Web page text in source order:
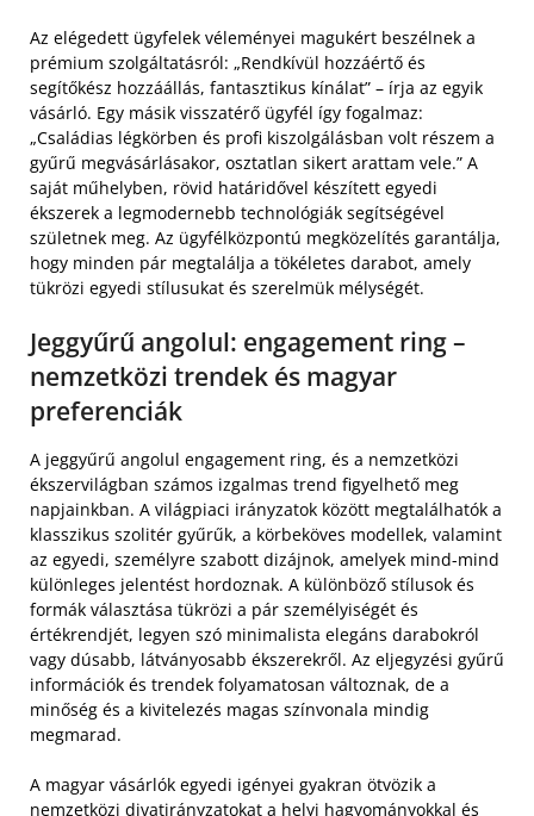
Az elégedett ügyfelek véleményei magukért beszélnek a
prémium szolgáltatásról: „Rendkívül hozzáértő és
segítőkész hozzáállás, fantasztikus kínálat” – írja az egyik
vásárló. Egy másik visszatérő ügyfél így fogalmaz:
„Családias légkörben és profi kiszolgálásban volt részem a
gyűrű megvásárlásakor, osztatlan sikert arattam vele.” A
saját műhelyben, rövid határidővel készített egyedi
ékszerek a legmodernebb technológiák segítségével
születnek meg. Az ügyfélközpontú megközelítés garantálja,
hogy minden pár megtalálja a tökéletes darabot, amely
tükrözi egyedi stílusukat és szerelmük mélységét.
Jeggyűrű angolul: engagement ring –
nemzetközi trendek és magyar
preferenciák
A jeggyűrű angolul engagement ring, és a nemzetközi
ékszervilágban számos izgalmas trend figyelhető meg
napjainkban. A világpiaci irányzatok között megtalálhatók a
klasszikus szolitér gyűrűk, a körbeköves modellek, valamint
az egyedi, személyre szabott dizájnok, amelyek mind-mind
különleges jelentést hordoznak. A különböző stílusok és
formák választása tükrözi a pár személyiségét és
értékrendjét, legyen szó minimalista elegáns darabokról
vagy dúsabb, látványosabb ékszerekről. Az eljegyzési gyűrű
információk és trendek folyamatosan változnak, de a
minőség és a kivitelezés magas színvonala mindig
megmarad.
A magyar vásárlók egyedi igényei gyakran ötvözik a
nemzetközi divatirányzatokat a helyi hagyományokkal és